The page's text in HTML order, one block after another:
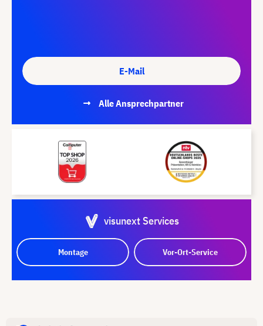
E-Mail
Alle Ansprechpartner
visunext Services
Montage Vor-Ort-Service